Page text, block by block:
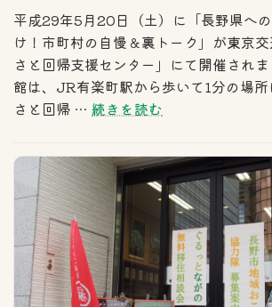
平成29年5月20日（土）に「長野県へ
け！市町村の自慢＆裏トーク」が東京
さと回帰支援センター」にて開催され
館は、JR有楽町駅から歩いて1分の場
さと回帰 … 続きを読む